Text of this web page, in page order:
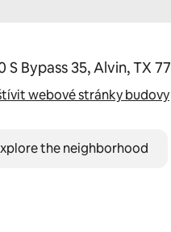
S Bypass 35, Alvin, TX
webové stránky budovy
the neighborhood